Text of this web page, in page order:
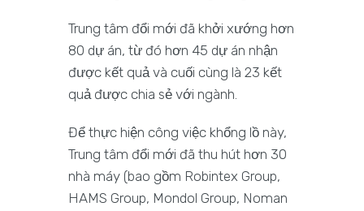
Trung tâm đổi mới đã khởi xướng hơn
80 dự án, từ đó hơn 45 dự án nhận
được kết quả và cuối cùng là 23 kết
quả được chia sẻ với ngành.
Để thực hiện công việc khổng lồ này,
Trung tâm đổi mới đã thu hút hơn 30
nhà máy (bao gồm Robintex Group,
HAMS Group, Mondol Group, Noman